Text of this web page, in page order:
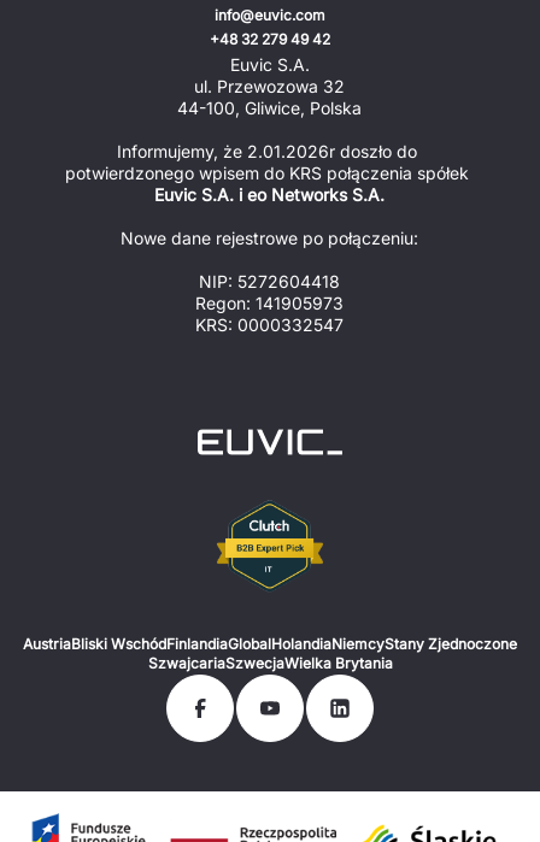
info@euvic.com
+48 32 279 49 42
Euvic S.A.
ul. Przewozowa 32
44-100, Gliwice, Polska
Informujemy, że 2.01.2026r doszło do
Euvic S.A. i eo Networks S.A.
Nowe dane rejestrowe po połączeniu:
NIP: 5272604418
Regon: 141905973
KRS: 0000332547
AustriaBliski WschódFinlandiaGlobalHolandiaNiemcyStany Zjednoczone
SzwajcariaSzwecjaWielka Brytania